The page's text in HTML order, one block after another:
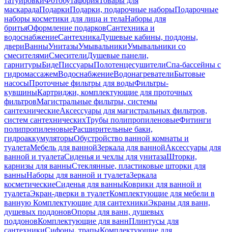
маскарадаПодаркиПодарки, подарочные наборыПодарочные
наборы косметики для лица и телаНаборы для
бритьяОформление подарковСантехника и
водоснабжениеСантехникаДушевые кабины, поддоны,
двериВанныУнитазыУмывальникиУмывальники со
смесителямиСмесителиДушевые панели,
гарнитурыБидеПиссуарыПолотенцесушителиСпа-бассейны с
гидромассажемВодоснабжениеВодонагревателиБытовые
насосыПроточные фильтры для водыФильтры-
кувшиныКартриджи, комплектующие для проточных
фильтровМагистральные фильтры, системы
сантехническиеАксессуары для магистральных фильтров,
систем сантехническихТрубы полипропиленовыеФитинги
полипропиленовыеРасширительные баки,
гидроаккумуляторыОбустройство ванной комнаты и
туалетаМебель для ваннойЗеркала для ваннойАксессуары для
ванной и туалетаСиденья и чехлы для унитазаШторки,
карнизы для ванныСтеклянные, пластиковые шторки для
ванныНаборы для ванной и туалетаЗеркала
косметическиеСиденья для ванныКоврики для ванной и
туалетаЭкран-дверки в туалетКомплектующие для мебели в
ванную Комплектующие для сантехникиЭкраны для ванн,
душевых поддоновОпоры для ванн, душевых
поддоновКомплектующие для ваннПлинтусы для
сантехникиСифоны, трапыКомплектующие для